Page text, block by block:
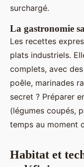
surchargé.
La gastronomie
Les recettes
plats industriels.
complets, avec
poêle, marinades
secret ? Préparer
(légumes coupés,
temps au moment
Habitat et